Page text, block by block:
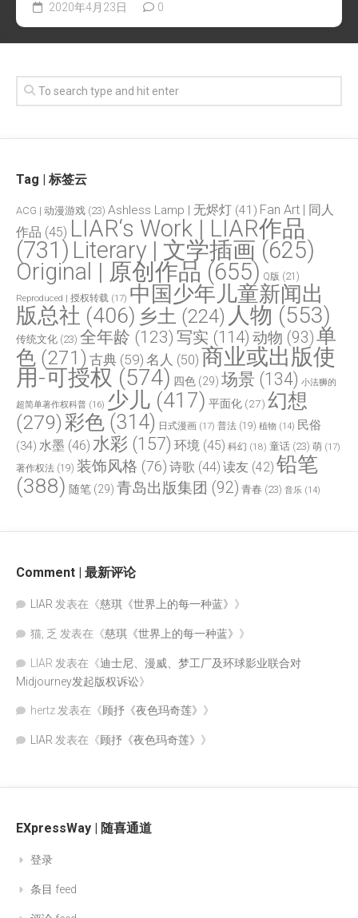
2020年4月23日 0
Tag | 标签云
ACG | 动漫游戏 (23) Ashless Lamp | 无烬灯 (41) Fan Art | 同人
作品 (45) LIAR‘s Work | LIAR作品
(731) Literary | 文学插画 (625)
Original | 原创作品 (655) Q版 (21)
Reproduced | 授权转载 (17) 中国少年儿童新闻出
版总社 (406) 乡土 (224) 人物 (553)
传统文化 (23) 全年龄 (123) 写实 (114) 动物 (93)单
色 (271) 古典 (59) 名人 (50) 商业或出版使
用-可授权 (574) 四色 (29) 场景 (134) 小法狮的
超简单著作权科普 (16) 少儿 (417) 平面化 (27) 幻想
(279)彩色 (314) 日式漫画 (17) 普法 (19) 植物 (14) 民俗
(34) 水墨 (46) 水彩 (157) 环境 (45) 科幻 (18) 童话 (23) 萌 (17)
著作权法 (19) 装饰风格 (76) 诗歌 (44) 读友 (42) 铅笔
(388) 随笔 (29) 青岛出版集团 (92) 青春 (23) 音乐 (14)
Comment | 最新评论
LIAR 发表在《慈琪《世界上的每一种蓝》 》
猫, 乏 发表在《慈琪《世界上的每一种蓝》 》
LIAR 发表在《迪士尼、漫威、梦工厂及环球影业联合对
Midjourney发起版权诉讼》
hertz发表在《顾抒《夜色玛奇莲》 》
LIAR 发表在《顾抒《夜色玛奇莲》 》
EXpressWay | 随喜通道
登录
条目 feed